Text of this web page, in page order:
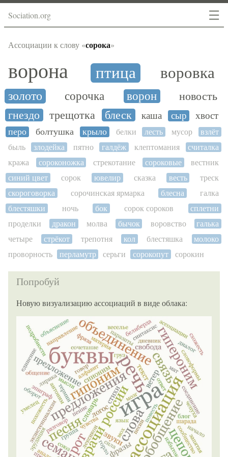
☰
Sociation.org
Ассоциации к слову «сорока»
ворона птица воровка
золото сорочка ворон
новость
гнездо
трещотка блеск каша сыр хвост
перо болтушка крыло белки лесть мусор
взлёт
быль
злодейка пятно галдёж клептомания
считалка
кража
сороконожка стрекотание сороковые
вестник
синий цвет
сорок ювелир сказка весть
треск
скороговорка
сорочинская ярмарка блесна
галка
блестяшки
ночь бок сорок сороков
сплетни
проделки
дракон молва бычок воровство
галька
четыре
стрёкот трепотня кол блестяшка
молоко
проворность
перламутр серьги сорокопут сорокин
Попробуй
Новую визуализацию ассоциаций в виде облака: